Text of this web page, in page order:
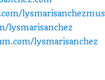
lysmarisanchez
lysmarisanchez